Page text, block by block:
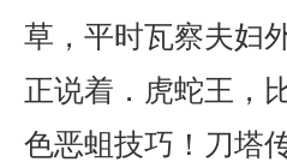
草，平时瓦察夫妇
正说着．虎蛇王，
色恶蛆技巧！刀塔